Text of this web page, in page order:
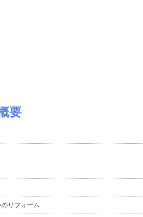
要
リフォーム